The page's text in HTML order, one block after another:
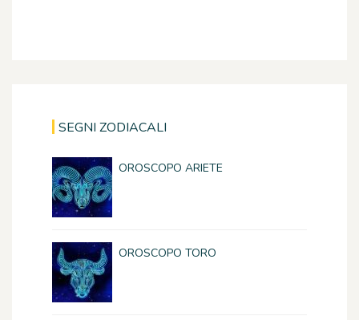
SEGNI ZODIACALI
OROSCOPO ARIETE
OROSCOPO TORO